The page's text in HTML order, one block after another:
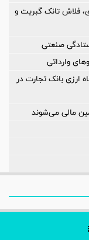
فلاش تانک گبریت و
صنعتی
وارداتی
ارزی بانک تجارت در
مالی می‌شوند